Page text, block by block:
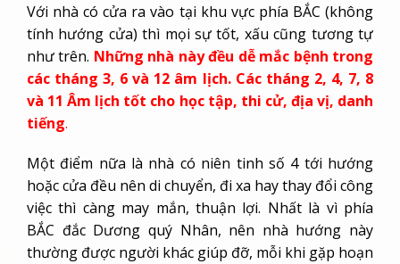
Với nhà có cửa ra vào tại khu vực phía BẮC (không
tính hướng cửa) thì mọi sự tốt, xấu cũng tương tự
như trên. Những nhà này đều dễ mắc bệnh trong
các tháng 3, 6 và 12 âm lịch. Các tháng 2, 4, 7, 8
và 11 Âm lịch tốt cho học tập, thi cử, địa vị, danh
tiếng.
Một điểm nữa là nhà có niên tinh số 4 tới hướng
hoặc cửa đều nên di chuyển, đi xa hay thay đổi công
việc thì càng may mắn, thuận lợi. Nhất là vì phía
BẮC đắc Dương quý Nhân, nên nhà hướng này
thường được người khác giúp đỡ, mỗi khi gặp hoạn